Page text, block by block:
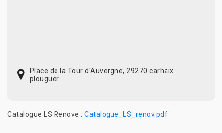
Place de la Tour d'Auvergne, 29270 carhaix
plouguer
Catalogue LS Renove : Catalogue_LS_renov.pdf